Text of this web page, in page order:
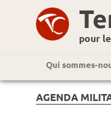
pour le
Qui sommes-
AGENDA